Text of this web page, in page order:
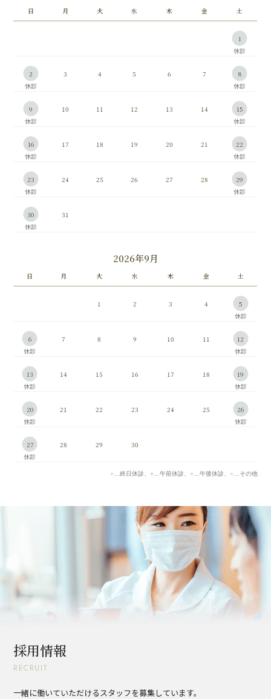
歯周病は治療して終わりじゃない！再発を防ぐメインテナンスの重
要性｜川崎の歯科医が解説
日 月 火 水 木 金 土
1
2 3 4 5 6 7 8
9 10 11 12 13 14 15
16 17 18 19 20 21 22
23 24 25 26 27 28 29
30 31
2026年9月
日 月 火 水 木 金 土
1 2 3 4 5
6 7 8 9 10 11 12
13 14 15 16 17 18 19
20 21 22 23 24 25 26
27 28 29 30
● …終日休診、 ● …午前休診、 ● …午後休診、 ● …その他
採用情報
RECRUIT
一緒に働いていただけるスタッフを募集しています。